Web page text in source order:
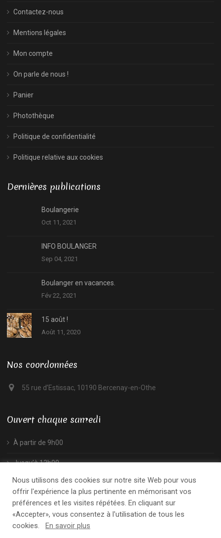
Contactez-nous
Mentions légales
Mon compte
On parle de nous !
Panier
Photothèque
Politique de confidentialité
Politique relative aux cookies
Dernières publications
Boulangerie
Oct 11, 2021
INFO BOULANGER
Sep 04, 2021
Boulanger en vacances.
Fév 22, 2021
15 août !
Août 11, 2020
Nos coordonnées
55 rue d’Estissac, 10190 Bercenay-en-Othe
Ouvert chaque samedi
À partir de 9h00
Jusqu’à 13h00
© 2019 - Ferme de l'ancre. Tous droits réservés.
Nous utilisons des cookies sur notre site Web pour vous
offrir l'expérience la plus pertinente en mémorisant vos
préférences et les visites répétées. En cliquant sur
«Accepter», vous consentez à l'utilisation de tous les
cookies.
En savoir plus